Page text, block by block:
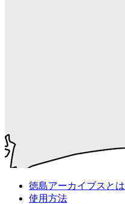
徳島アーカイブスとは
使用方法